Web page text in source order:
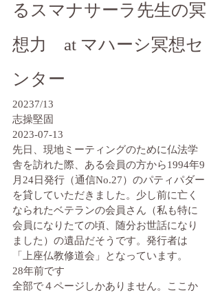
るスマナサーラ先生の冥
想力　at マハーシ冥想セ
ンター
20237/13
志操堅固
2023-07-13
先日、現地ミーティングのために仏法学
舎を訪れた際、ある会員の方から1994年9
月24日発行（通信No.27）のパティパダー
を貸していただきました。少し前に亡く
なられたベテランの会員さん（私も特に
会員になりたての頃、随分お世話になり
ました）の遺品だそうです。発行者は
「上座仏教修道会」となっています。
28年前です
全部で４ページしかありません。ここか